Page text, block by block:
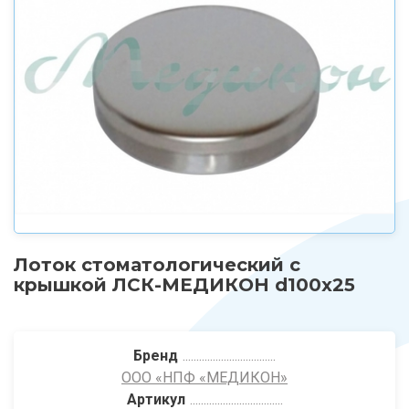
Лоток стоматологический с
крышкой ЛСК-МЕДИКОН d100х25
Бренд
ООО «НПФ «МЕДИКОН»
Артикул